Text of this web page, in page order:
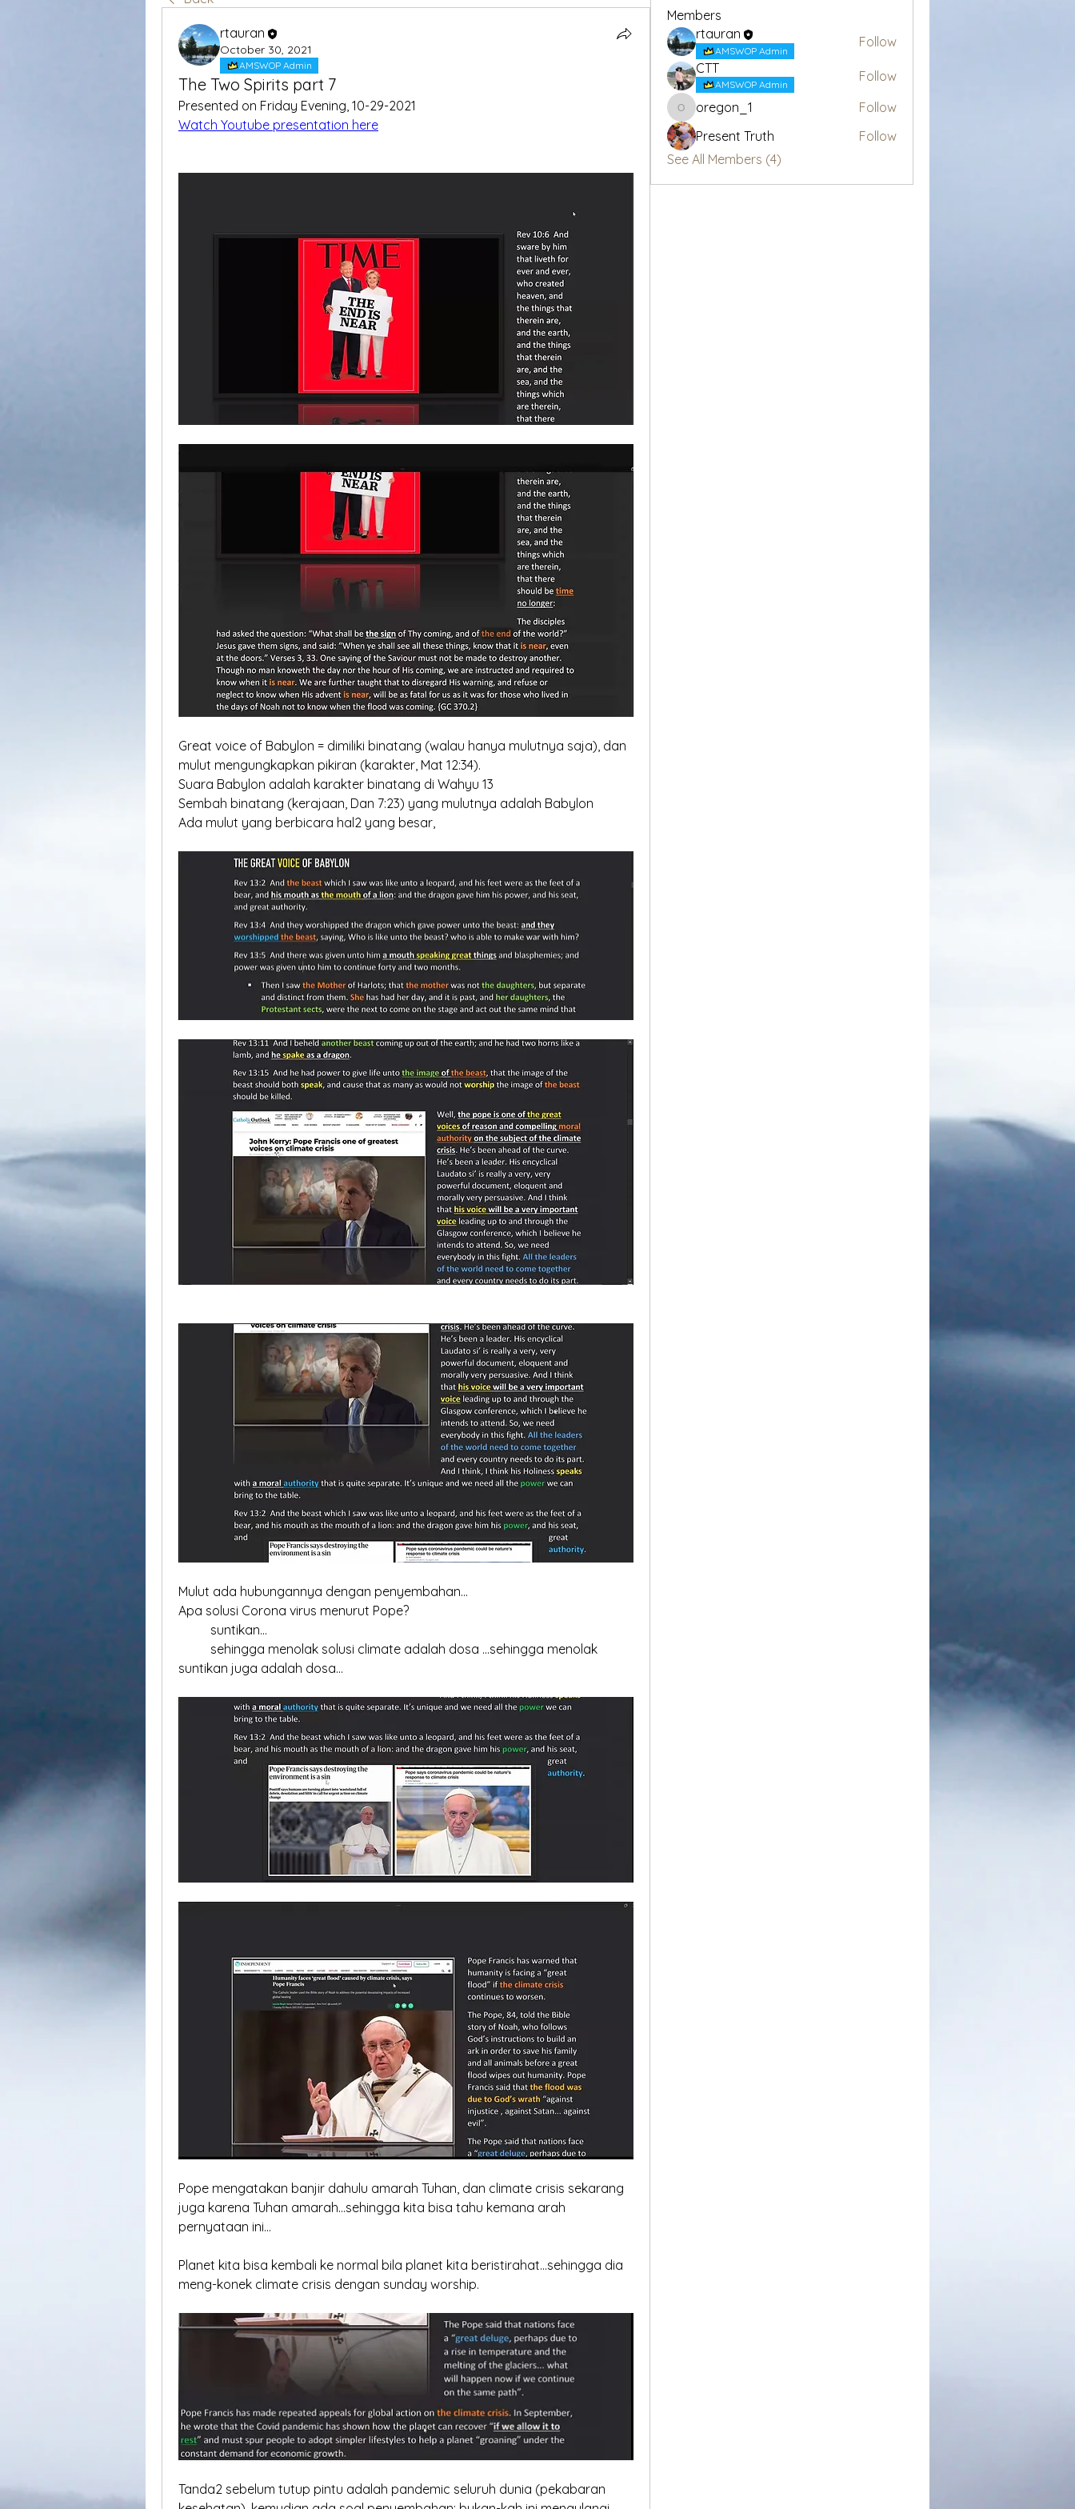
rtauran
October 30, 2021
AMSWOP Admin
The Two Spirits part 7
Presented on Friday Evening, 10-29-2021
Watch Youtube presentation here
Great voice of Babylon = dimiliki binatang (walau hanya mulutnya saja), dan
mulut mengungkapkan pikiran (karakter, Mat 12:34).
Suara Babylon adalah karakter binatang di Wahyu 13
Sembah binatang (kerajaan, Dan 7:23) yang mulutnya adalah Babylon
Ada mulut yang berbicara hal2 yang besar,
Mulut ada hubungannya dengan penyembahan...
Apa solusi Corona virus menurut Pope?
	suntikan...
suntikan juga adalah dosa...
Pope mengatakan banjir dahulu amarah Tuhan, dan climate crisis sekarang
juga karena Tuhan amarah...sehingga kita bisa tahu kemana arah
pernyataan ini...
Planet kita bisa kembali ke normal bila planet kita beristirahat...sehingga dia
meng-konek climate crisis dengan sunday worship.
Tanda2 sebelum tutup pintu adalah pandemic seluruh dunia (pekabaran
Members
rtauran
AMSWOP Admin
Follow
CTT
AMSWOP Admin
Follow
oregon_1
oregon_1
Follow
Present Truth
Follow
See All Members (4)